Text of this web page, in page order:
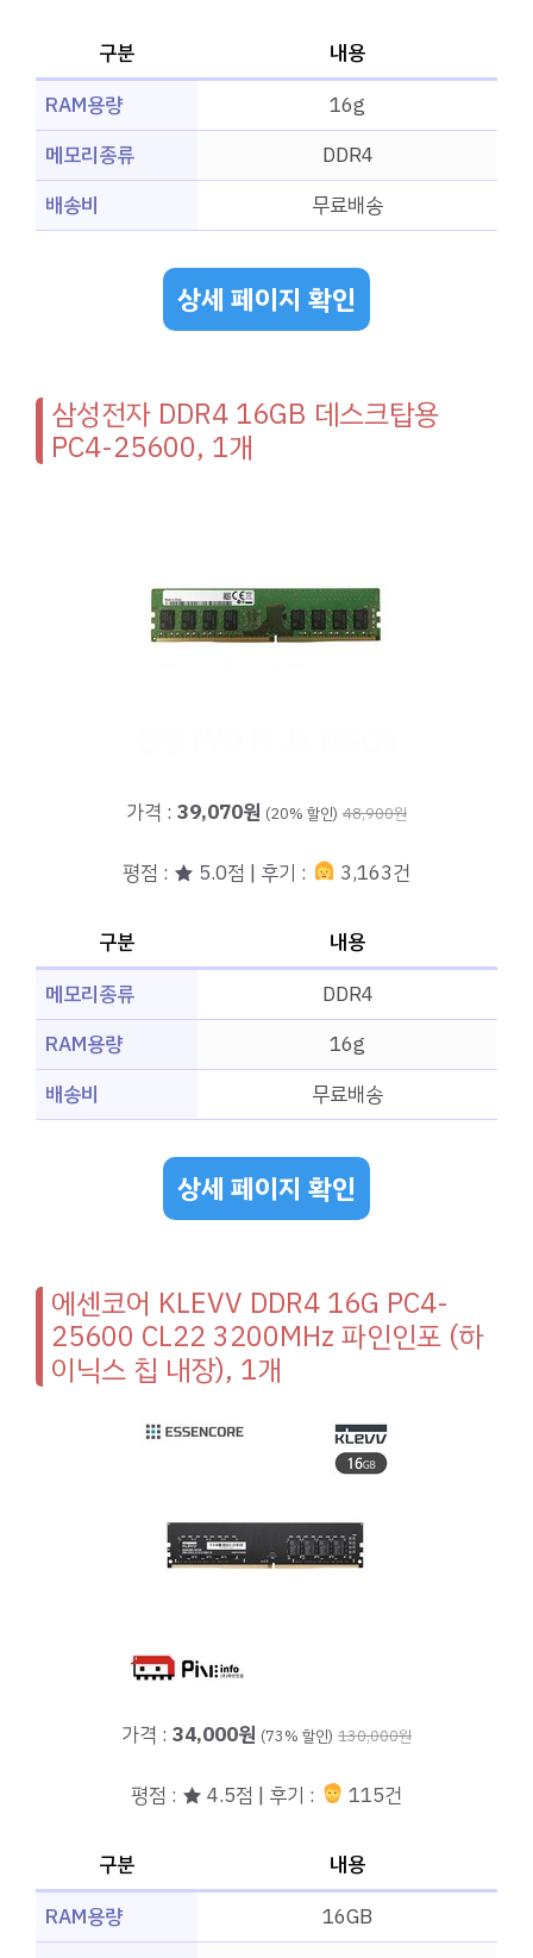
구분
내용
RAM용량
16g
메모리종류
DDR4
배송비
무료배송
상세 페이지 확인
삼성전자 DDR4 16GB 데스크탑용
PC4-25600, 1개
가격 : 39,070원 (20% 할인) 48,900원
평점 : ★ 5.0점 | 후기 : 3,163건
구분
내용
메모리종류
DDR4
RAM용량
16g
배송비
무료배송
상세 페이지 확인
에센코어 KLEVV DDR4 16G PC4-
25600 CL22 3200MHz 파인인포 (하
이닉스 칩 내장), 1개
가격 : 34,000원 (73% 할인) 130,000원
평점 : ★ 4.5점 | 후기 : 115건
구분
내용
RAM용량
16GB